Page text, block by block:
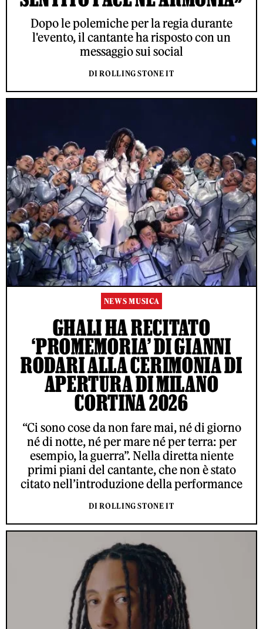
Dopo le polemiche per la regia durante
l'evento, il cantante ha risposto con un
messaggio sui social
DI ROLLING STONE IT
NEWS MUSICA
GHALI HA RECITATO
‘PROMEMORIA’ DI GIANNI
RODARI ALLA CERIMONIA DI
APERTURA DI MILANO
CORTINA 2026
“Ci sono cose da non fare mai, né di giorno
né di notte, né per mare né per terra: per
esempio, la guerra”. Nella diretta niente
primi piani del cantante, che non è stato
citato nell’introduzione della performance
DI ROLLING STONE IT